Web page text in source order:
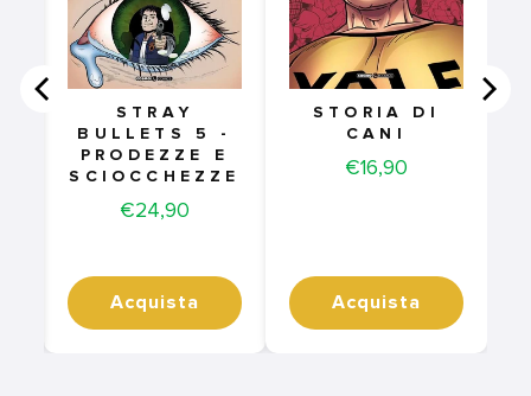
STRAY
BULLETS 5 -
PRODEZZE E
SCIOCCHEZZE
Price
€24,90
Acquista
STORIA DI
CANI
Price
€16,90
Acquista